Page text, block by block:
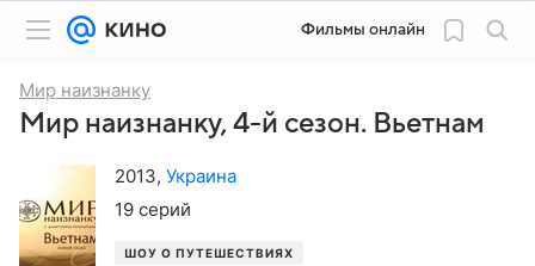
Фильмы онлайн
Мир наизнанку
Мир наизнанку, 4-й сезон. Вьетнам
2013, Украина
19 серий
ШОУ О ПУТЕШЕСТВИЯХ